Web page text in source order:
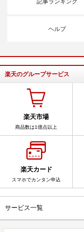
ヘルプ
楽天のグループサービス
楽天市場
商品数は1億点以上
楽天カード
スマホでカンタン申込
サービス一覧